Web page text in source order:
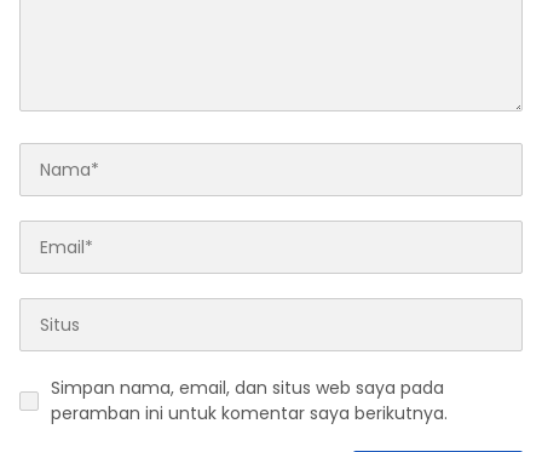
Simpan nama, email, dan situs web saya pada
peramban ini untuk komentar saya berikutnya.